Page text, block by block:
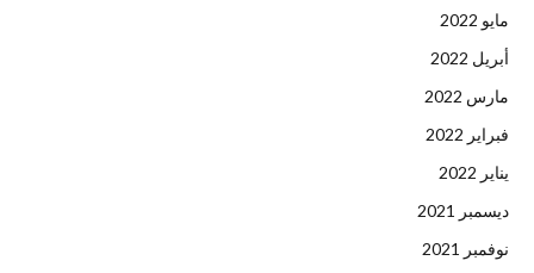
مايو 2022
أبريل 2022
مارس 2022
فبراير 2022
يناير 2022
ديسمبر 2021
نوفمبر 2021